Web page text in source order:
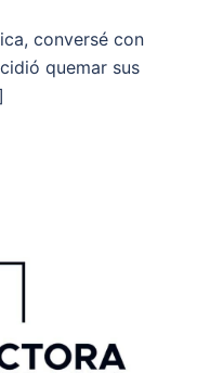
conversé con
quemar sus